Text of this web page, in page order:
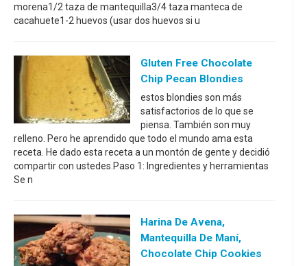
morena1/2 taza de mantequilla3/4 taza manteca de
cacahuete1-2 huevos (usar dos huevos si u
Gluten Free Chocolate
Chip Pecan Blondies
estos blondies son más
satisfactorios de lo que se
piensa. También son muy
relleno. Pero he aprendido que todo el mundo ama esta
receta. He dado esta receta a un montón de gente y decidió
compartir con ustedes.Paso 1: Ingredientes y herramientas
Se n
Harina De Avena,
Mantequilla De Maní,
Chocolate Chip Cookies